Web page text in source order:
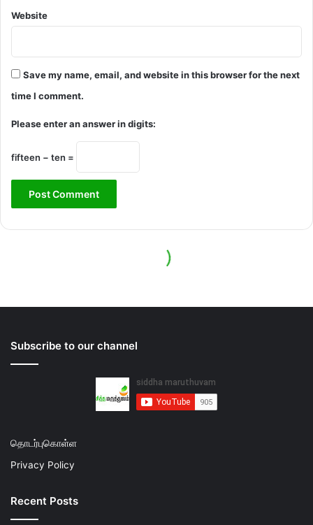
Subscribe to our channel
தொடர்புகொள்ள
Privacy Policy
Recent Posts